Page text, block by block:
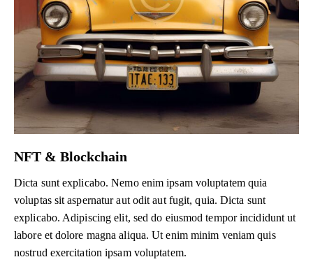
NFT & Blockchain
Dicta sunt explicabo. Nemo enim ipsam voluptatem quia
voluptas sit aspernatur aut odit aut fugit, quia. Dicta sunt
explicabo. Adipiscing elit, sed do eiusmod tempor incididunt ut
labore et dolore magna aliqua. Ut enim minim veniam quis
nostrud exercitation ipsam voluptatem.